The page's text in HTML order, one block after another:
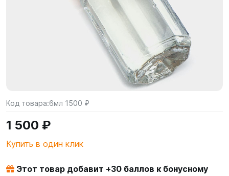
Код товара:6мл 1500 ₽
1 500 ₽
Купить в один клик
Этот товар добавит +30 баллов к бонусному